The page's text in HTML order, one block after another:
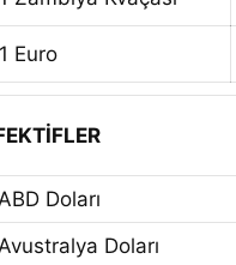
1 Euro
Doları
Doları